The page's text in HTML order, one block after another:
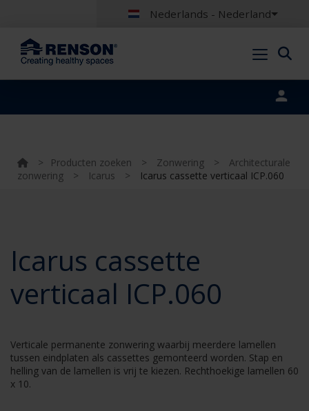
Nederlands - Nederland
> Producten zoeken > Zonwering >
Architecturale
zonwering
> Icarus > Icarus cassette verticaal ICP.060
Icarus cassette
verticaal ICP.060
Verticale permanente zonwering waarbij meerdere lamellen
tussen eindplaten als cassettes gemonteerd worden. Stap en
helling van de lamellen is vrij te kiezen. Rechthoekige lamellen 60
x 10.